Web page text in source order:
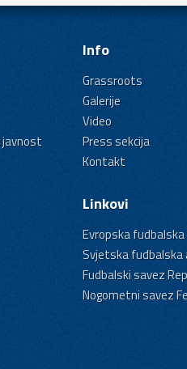
javnost
Info
Grassroots
Galerije
Video
Press sekcija
Kontakt
Linkovi
Evropska fudbalska
Svjetska fudbalska
Fudbalski savez
Nogometni savez